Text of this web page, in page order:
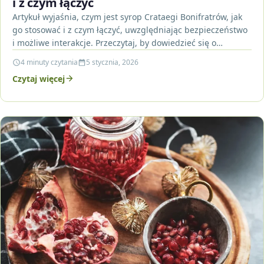
Artykuł wyjaśnia, czym jest syrop Crataegi Bonifratrów, jak
go stosować i z czym łączyć, uwzględniając bezpieczeństwo
i możliwe interakcje. Przeczytaj, by dowiedzieć się o…
4 minuty czytania 5 stycznia, 2026
Czytaj więcej